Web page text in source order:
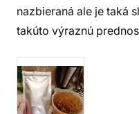
nazbieraná ale je taká
takúto výraznú